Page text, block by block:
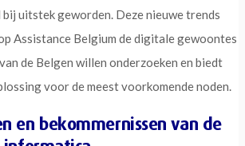
uitstek geworden. Deze nieuwe trends
Assistance Belgium de digitale gewoontes
de Belgen willen onderzoeken en biedt
voor de meest voorkomende noden.
en bekommernissen van de